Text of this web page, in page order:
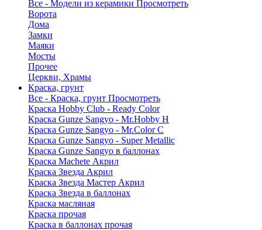
Все - Модели из керамики Просмотреть
Ворота
Дома
Замки
Маяки
Мосты
Прочее
Церкви, Храмы
Краска, грунт
Все - Краска, грунт Просмотреть
Краска Hobby Club - Ready Color
Краска Gunze Sangyo - Mr.Hobby H
Краска Gunze Sangyo - Mr.Color C
Краска Gunze Sangyo - Super Metallic
Краска Gunze Sangyo в баллонах
Краска Machete Акрил
Краска Звезда Акрил
Краска Звезда Мастер Акрил
Краска Звезда в баллонах
Краска масляная
Краска прочая
Краска в баллонах прочая